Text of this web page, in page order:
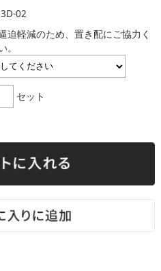
02
迫軽減のため、置き配にご協力く
。
セット